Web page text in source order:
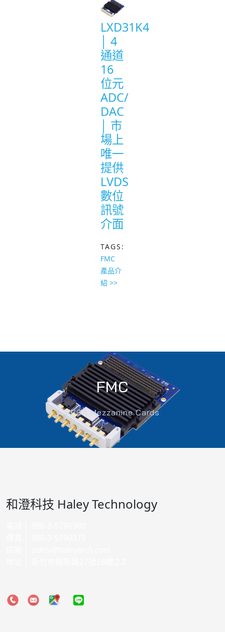
LXD31K4
│ 4
通道
16
位元
ADC/
DAC
│ 市
場上
唯一
提供
LVDS
數位
訊號
介面
TAGS:
FMC
產品介
紹 >>
FMC
FPGA Mezzanine Cards
和澄科技 Haley Technology